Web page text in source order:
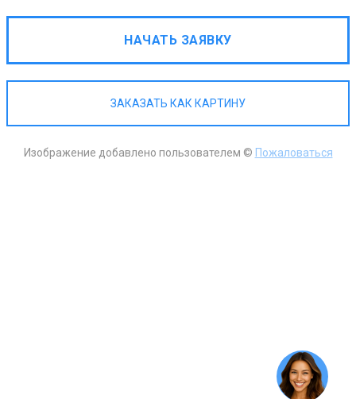
НАЧАТЬ ЗАЯВКУ
ЗАКАЗАТЬ КАК КАРТИНУ
Изображение добавлено пользователем © Пожаловаться